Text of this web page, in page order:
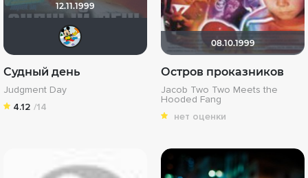
12.11.1999
Хельга44_46
Судный день
Judgment Day
4.12 /14
08.10.1999
Остров проказников
Jacob Two Two Meets the
Hooded Fang
нет оценки